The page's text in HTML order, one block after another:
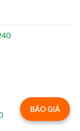
BÁO GIÁ